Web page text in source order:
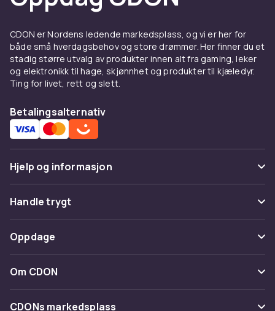
CDON er Nordens ledende markedsplass, og vi er her for
både små hverdagsbehov og store drømmer. Her finner du et
stadig større utvalg av produkter innen alt fra gaming, leker
og elektronikk til hage, skjønnhet og produkter til kjæledyr.
Ting for livet, rett og slett.
Betalingsalternativ
Hjelp og informasjon
Vanlige spørsmål
Spor pakke
Angre & returner her
Kontakt oss
Handle trygt
Betaling
Levering
Tilbakekallinger
Oppdage
Kategorier
Varemerker
Om CDON
Om oss
CDONs markedsplass